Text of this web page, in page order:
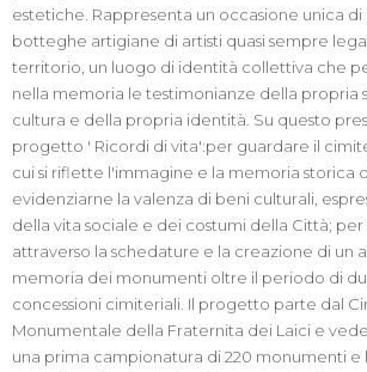
estetiche. Rappresenta un occasione unica
botteghe artigiane di artisti quasi sempre
territorio, un luogo di identità collettiva che
nella memoria le testimonianze della propria
cultura e della propria identità. Su questo
progetto ' Ricordi di vita':per guardare il
cui si riflette l'immagine e la memoria storica
evidenziarne la valenza di beni culturali,
della vita sociale e dei costumi della Città; per
attraverso la schedature e la creazione di un
memoria dei monumenti oltre il periodo di
concessioni cimiteriali. Il progetto parte dal
Monumentale della Fraternita dei Laici e
una prima campionatura di 220 monumenti e